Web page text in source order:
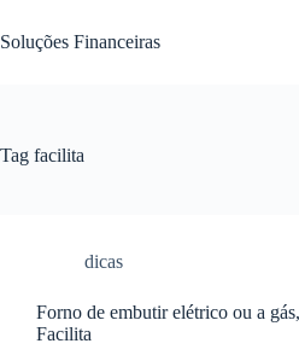
para
o
Soluções Financeiras
Tag facilita
dicas
Forno de embutir elétrico ou a
Facilita